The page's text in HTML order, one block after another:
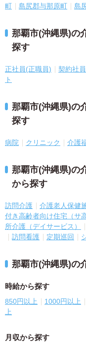
町
島尻郡与那原町 島
那覇市(沖縄県)の
探す
正社員(正職員) 契約社
ト
那覇市(沖縄県)の
探す
病院 クリニック 介護
那覇市(沖縄県)の
から探す
訪問介護 介護老人保健
付き高齢者向け住宅（サ
所介護（デイサービス）
訪問看護
定期巡回
那覇市(沖縄県)の
時給から探す
850円以上 1000円以上
上
月収から探す